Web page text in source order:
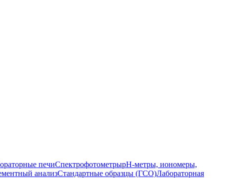
печиСпектрофотометрыpH-метры, иономеры,
анализСтандартные образцы (ГСО)Лабораторная